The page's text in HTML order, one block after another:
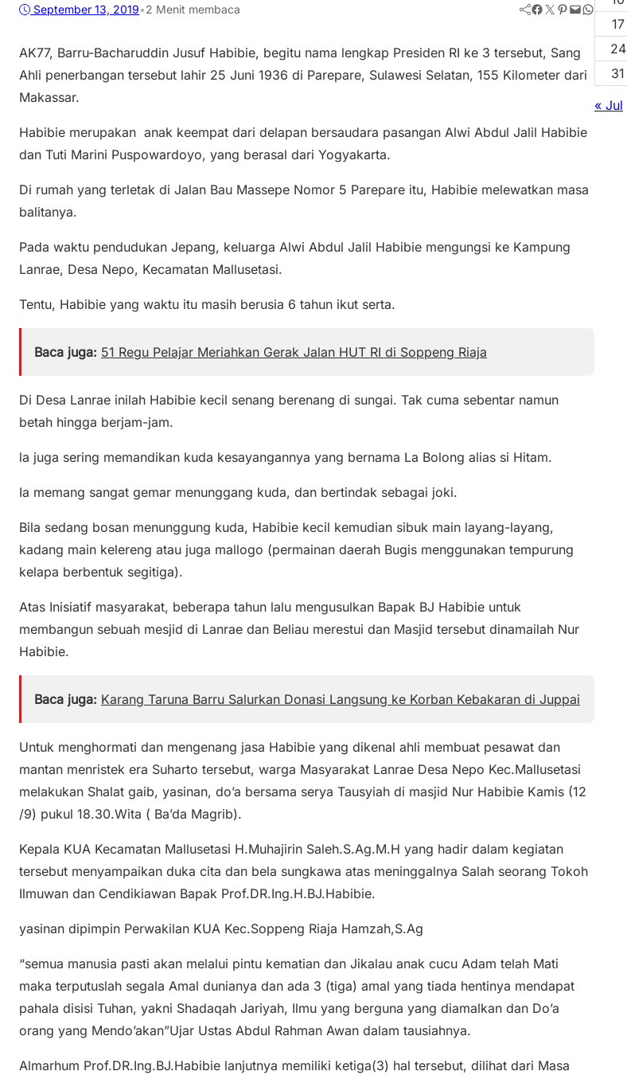
September 13, 2019•2 Menit membaca Facebook Twitter Pinterest Mail WhatsApp
AK77, Barru-Bacharuddin Jusuf Habibie, begitu nama lengkap Presiden RI ke 3 tersebut, Sang
Ahli penerbangan tersebut lahir 25 Juni 1936 di Parepare, Sulawesi Selatan, 155 Kilometer dari
Makassar.
Habibie merupakan anak keempat dari delapan bersaudara pasangan Alwi Abdul Jalil Habibie
dan Tuti Marini Puspowardoyo, yang berasal dari Yogyakarta.
Di rumah yang terletak di Jalan Bau Massepe Nomor 5 Parepare itu, Habibie melewatkan masa
balitanya.
Pada waktu pendudukan Jepang, keluarga Alwi Abdul Jalil Habibie mengungsi ke Kampung
Lanrae, Desa Nepo, Kecamatan Mallusetasi.
Tentu, Habibie yang waktu itu masih berusia 6 tahun ikut serta.
Baca juga: 51 Regu Pelajar Meriahkan Gerak Jalan HUT RI di Soppeng Riaja
Di Desa Lanrae inilah Habibie kecil senang berenang di sungai. Tak cuma sebentar namun
betah hingga berjam-jam.
la juga sering memandikan kuda kesayangannya yang bernama La Bolong alias si Hitam.
Ia memang sangat gemar menunggang kuda, dan bertindak sebagai joki.
Bila sedang bosan menunggung kuda, Habibie kecil kemudian sibuk main layang-layang,
kadang main kelereng atau juga mallogo (permainan daerah Bugis menggunakan tempurung
kelapa berbentuk segitiga).
Atas Inisiatif masyarakat, beberapa tahun lalu mengusulkan Bapak BJ Habibie untuk
membangun sebuah mesjid di Lanrae dan Beliau merestui dan Masjid tersebut dinamailah Nur
Habibie.
Baca juga: Karang Taruna Barru Salurkan Donasi Langsung ke Korban Kebakaran di Juppai
Untuk menghormati dan mengenang jasa Habibie yang dikenal ahli membuat pesawat dan
mantan menristek era Suharto tersebut, warga Masyarakat Lanrae Desa Nepo Kec.Mallusetasi
melakukan Shalat gaib, yasinan, do’a bersama serya Tausyiah di masjid Nur Habibie Kamis (12
/9) pukul 18.30.Wita ( Ba’da Magrib).
Kepala KUA Kecamatan Mallusetasi H.Muhajirin Saleh.S.Ag.M.H yang hadir dalam kegiatan
tersebut menyampaikan duka cita dan bela sungkawa atas meninggalnya Salah seorang Tokoh
Ilmuwan dan Cendikiawan Bapak Prof.DR.Ing.H.BJ.Habibie.
yasinan dipimpin Perwakilan KUA Kec.Soppeng Riaja Hamzah,S.Ag
“semua manusia pasti akan melalui pintu kematian dan Jikalau anak cucu Adam telah Mati
maka terputuslah segala Amal dunianya dan ada 3 (tiga) amal yang tiada hentinya mendapat
pahala disisi Tuhan, yakni Shadaqah Jariyah, Ilmu yang berguna yang diamalkan dan Do’a
orang yang Mendo’akan”Ujar Ustas Abdul Rahman Awan dalam tausiahnya.
Almarhum Prof.DR.Ing.BJ.Habibie lanjutnya memiliki ketiga(3) hal tersebut, dilihat dari Masa
17
24
31
« Jul